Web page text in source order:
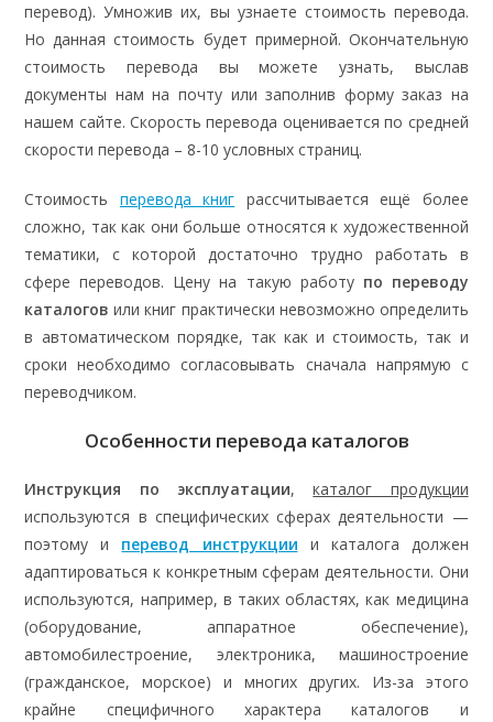
перевод). Умножив их, вы узнаете стоимость перевода.
Но данная стоимость будет примерной. Окончательную
стоимость перевода вы можете узнать, выслав
документы нам на почту или заполнив форму заказ на
нашем сайте. Скорость перевода оценивается по средней
скорости перевода – 8-10 условных страниц.
Стоимость перевода книг рассчитывается ещё более
сложно, так как они больше относятся к художественной
тематики, с которой достаточно трудно работать в
сфере переводов. Цену на такую работу по переводу
каталогов или книг практически невозможно определить
в автоматическом порядке, так как и стоимость, так и
сроки необходимо согласовывать сначала напрямую с
переводчиком.
Особенности перевода каталогов
Инструкция по эксплуатации,каталог продукции
используются в специфических сферах деятельности —
поэтому и перевод инструкции и каталога
должен
адаптироваться к конкретным сферам деятельности. Они
используются, например, в таких областях, как медицина
(оборудование, аппаратное обеспечение),
автомобилестроение, электроника, машиностроение
(гражданское, морское) и многих других. Из-за этого
крайне специфичного характера каталогов и